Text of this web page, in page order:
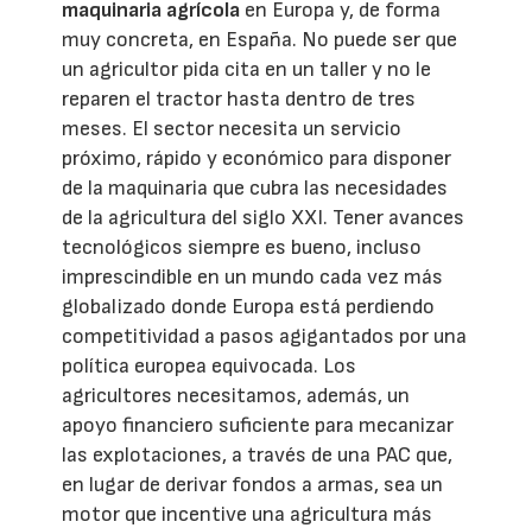
maquinaria agrícola en Europa y, de forma
muy concreta, en España. No puede ser que
un agricultor pida cita en un taller y no le
reparen el tractor hasta dentro de tres
meses. El sector necesita un servicio
próximo, rápido y económico para disponer
de la maquinaria que cubra las necesidades
de la agricultura del siglo XXI. Tener avances
tecnológicos siempre es bueno, incluso
imprescindible en un mundo cada vez más
globalizado donde Europa está perdiendo
competitividad a pasos agigantados por una
política europea equivocada. Los
agricultores necesitamos, además, un
apoyo financiero suficiente para mecanizar
las explotaciones, a través de una PAC que,
en lugar de derivar fondos a armas, sea un
motor que incentive una agricultura más